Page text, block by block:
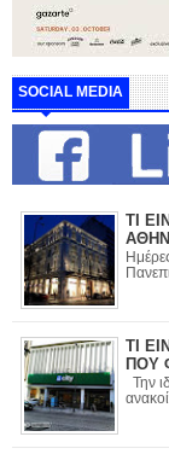
SOCIAL MEDIA
ΤΙ
ΤΙ
ΠΟΥ
Την